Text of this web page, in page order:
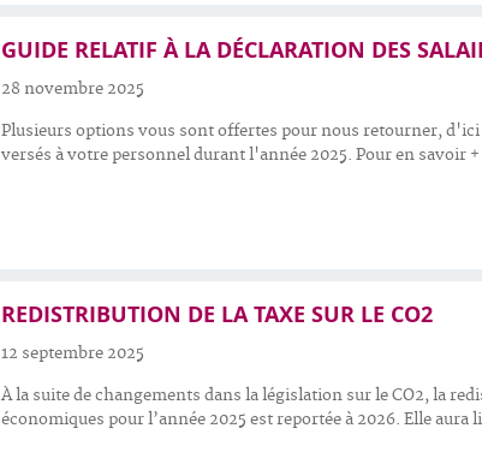
GUIDE RELATIF À LA DÉCLARATION DES
28 novembre 2025
Plusieurs options vous sont offertes pour nous retourner,
versés à votre personnel durant l'année 2025. Pour en savoir
REDISTRIBUTION DE LA TAXE SUR LE CO2
12 septembre 2025
À la suite de changements dans la législation sur le CO2, la
économiques pour l’année 2025 est reportée à 2026. Elle aura